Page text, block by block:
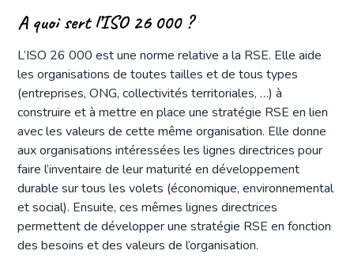
A quoi sert l’ISO 26 000 ?
L’ISO 26 000 est une norme relative a la RSE. Elle aide
les organisations de toutes tailles et de tous types
(entreprises, ONG, collectivités territoriales, …) à
construire et à mettre en place une stratégie RSE en lien
avec les valeurs de cette même organisation. Elle donne
aux organisations intéressées les lignes directrices pour
faire l’inventaire de leur maturité en développement
durable sur tous les volets (économique, environnemental
et social). Ensuite, ces mêmes lignes directrices
permettent de développer une stratégie RSE en fonction
des besoins et des valeurs de l’organisation.